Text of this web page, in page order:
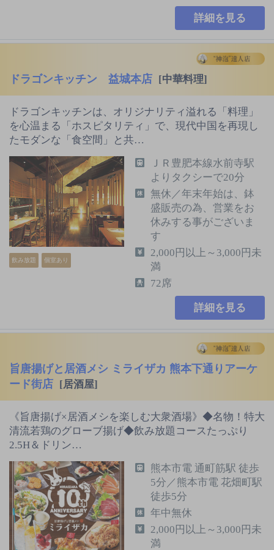
詳細を見る
ドラゴンキッチン 益城本店 [中華料理]
ドラゴンキッチンは、オリジナリティ溢れる「料理」
を心温まる「ホスピタリティ」で、現代中国を再現し
たモダンな「食空間」と共…
飲み放題 個室あり
ＪＲ豊肥本線水前寺駅
よりタクシーで20分
無休／年末年始は、鉢
盛販売の為、営業をお
休みする事がございま
す
2,000円以上～3,000円未
満
72席
詳細を見る
旨唐揚げと居酒メシ ミライザカ 熊本下通りアーケ
ード街店
[居酒屋]
《旨唐揚げ×居酒メシを楽しむ大衆酒場》◆名物！特大
清流若鶏のグローブ揚げ◆飲み放題コースたっぷり
2.5H＆ドリン…
熊本市電 通町筋駅 徒歩
5分／熊本市電 花畑町駅
徒歩5分
年中無休
2,000円以上～3,000円未
満